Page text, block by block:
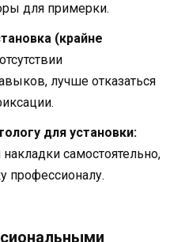
для примерки.
(крайне
лучше отказаться
для установки:
самостоятельно,
профессионалу.